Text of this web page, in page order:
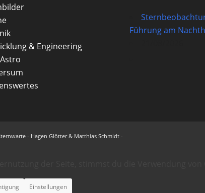
& Engineering
Führung am
- Hagen Glötter & Matthias Schmidt -
Einstellungen